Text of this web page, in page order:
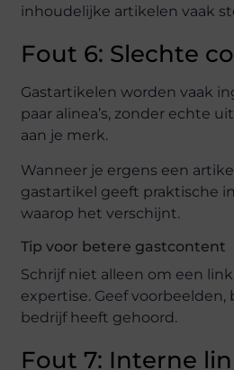
inhoudelijke artikelen vaak
Fout 6: Slechte
Gastartikelen worden vaak
paar alinea’s, zonder echte
aan je merk.
Wanneer je ergens een
gastartikel geeft praktische
waarop het verschijnt.
Tip voor betere gastcontent
Schrijf niet alleen om een
expertise. Geef
bedrijf heeft gehoord.
Fout 7: Interne